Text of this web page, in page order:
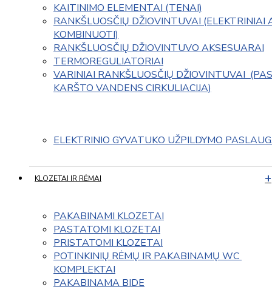
KAITINIMO ELEMENTAI (TENAI)
RANKŠLUOSČIŲ DŽIOVINTUVAI (ELEKTRINIAI
KOMBINUOTI)
RANKŠLUOSČIŲ DŽIOVINTUVO AKSESUARAI
TERMOREGULIATORIAI
VARINIAI RANKŠLUOSČIŲ DŽIOVINTUVAI
KARŠTO VANDENS CIRKULIACIJA)
ELEKTRINIO GYVATUKO UŽPILDYMO
KLOZETAI IR RĖMAI
PAKABINAMI KLOZETAI
PASTATOMI KLOZETAI
PRISTATOMI KLOZETAI
POTINKINIŲ RĖMŲ IR PAKABINAMŲ WC
KOMPLEKTAI
PAKABINAMA BIDE